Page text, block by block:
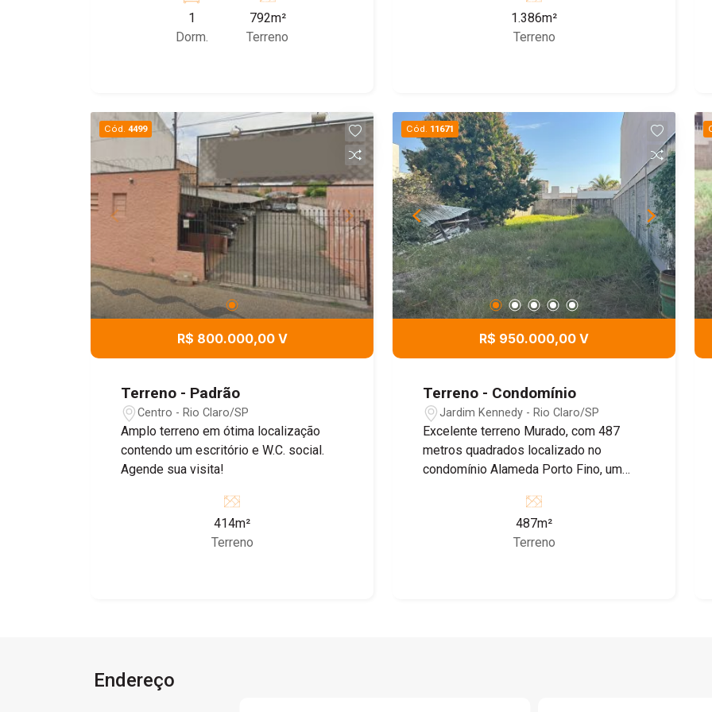
1
Dorm.
792m²
Terreno
1.386m²
Terreno
Cód. 4499
R$ 800.000,00 V
Terreno - Padrão
Centro - Rio Claro/SP
Amplo terreno em ótima localização
contendo um escritório e W.C. social.
Agende sua visita!
414m²
Terreno
Cód. 11671
R$ 950.000,00 V
Terreno - Condomínio
Jardim Kennedy - Rio Claro/SP
Excelente terreno Murado, com 487
metros quadrados localizado no
condomínio Alameda Porto Fino, um
Situado próximo aos melhores bairros
da cidade, o local oferece segurança,
tranquilidade e fácil acesso a
487m²
Terreno
Endereço